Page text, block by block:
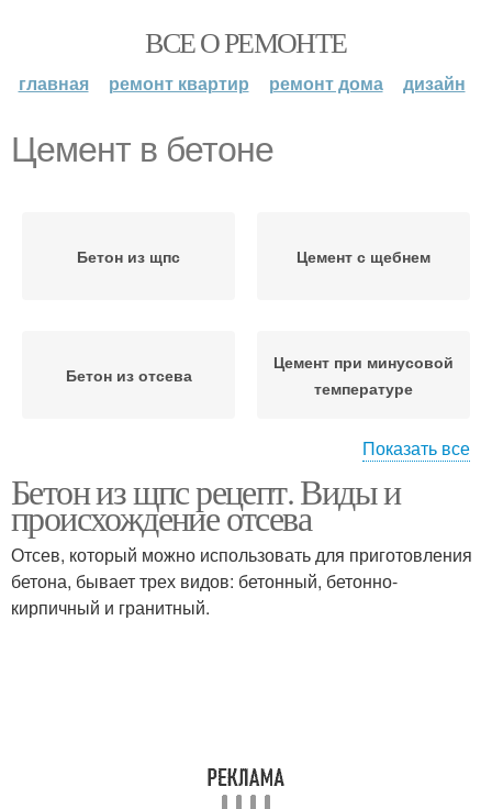
ВСЕ О РЕМОНТЕ
главная ремонт квартир ремонт дома дизайн
Цемент в бетоне
Бетон из щпс Цемент с щебнем
Бетон из отсева
Цемент при минусовой
температуре
Бетон при высыхании Щебень для бетона
Бетон по пропорциям
Показать все
Бетон из щпс рецепт. Виды и
происхождение отсева
Отсев, который можно использовать для приготовления
бетона, бывает трех видов: бетонный, бетонно-
кирпичный и гранитный.